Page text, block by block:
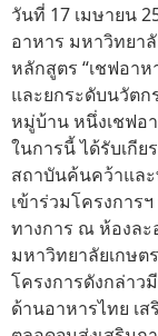
วันที่ 17 เมษายน
อาหาร มหาวิทยา
หลักสูตร “เชฟอา
และยกระดับนวัต
หมู่บ้าน หนึ่งเชฟอ
ในการนี้ ได้รับเกี
สถาบันค้นคว้าแล
เข้าร่วมโครงการ
ทางการ ณ ห้องล
มหาวิทยาลัยเกษต
โครงการดังกล่า
ด้านอาหารไทย เ